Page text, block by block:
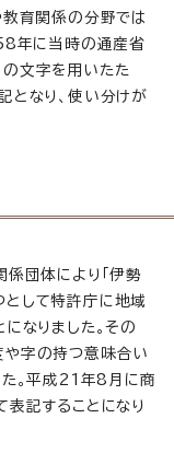
教育関係の分野では
58年に当時の通産省
の文字を用いたた
となり、使い分けが
団体により「伊勢
として特許庁に地域
なりました。その
や字の持つ意味合い
た。平成21年8月に商
表記することになり